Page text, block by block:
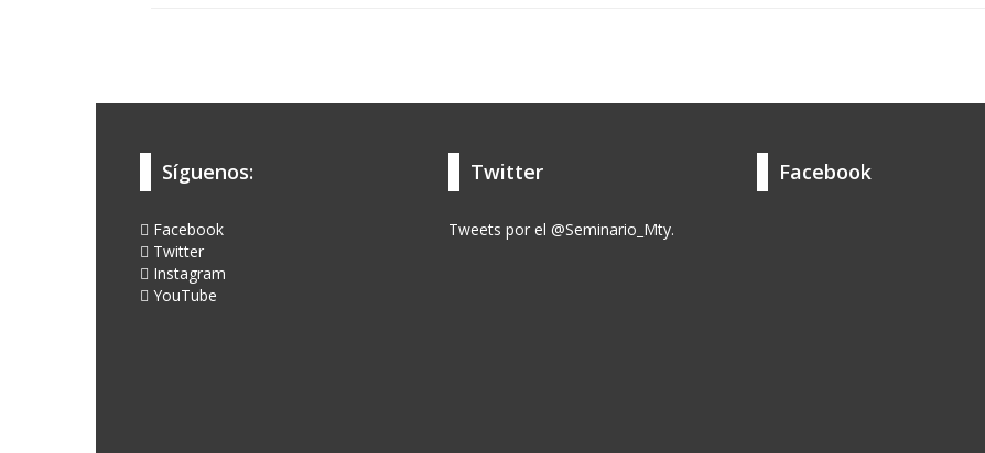
Síguenos:
Facebook
Twitter
Instagram
YouTube
Twitter
Tweets por el @Seminario_Mty.
Facebook